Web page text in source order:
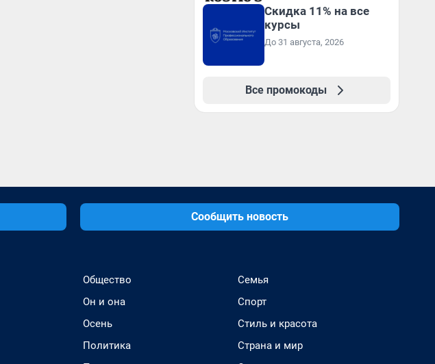
Скидка 11% на все
курсы
До 31 августа, 2026
Все промокоды
Сообщить новость
Общество
Он и она
Осень
Политика
Семья
Спорт
Стиль и красота
Страна и мир